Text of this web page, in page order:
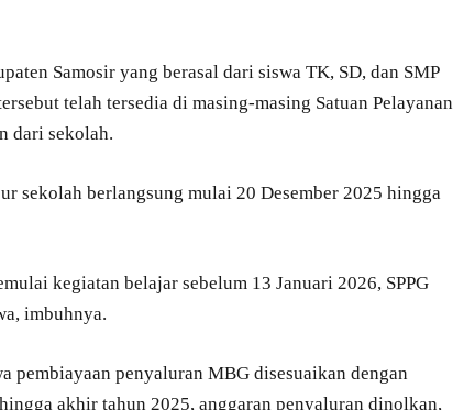
Samosir yang berasal dari siswa TK, SD, dan SMP
telah tersedia di masing-masing Satuan Pelayanan
dari sekolah.
sekolah berlangsung mulai 20 Desember 2025 hingga
kegiatan belajar sebelum 13 Januari 2026, SPPG
imbuhnya.
pembiayaan penyaluran MBG disesuaikan dengan
akhir tahun 2025, anggaran penyaluran dinolkan,